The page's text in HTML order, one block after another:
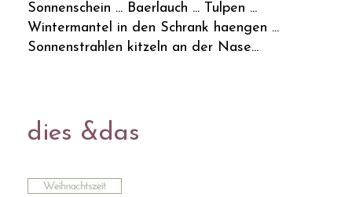
Sonnenschein ... Baerlauch ... Tulpen ...
Wintermantel in den Schrank haengen ...
Sonnenstrahlen kitzeln an der Nase...
dies &das